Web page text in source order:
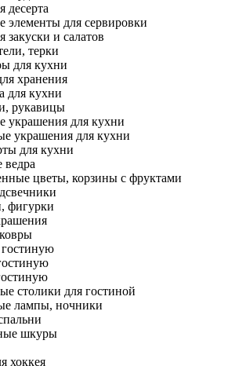
десерта
элементы для сервировки
закуски и салатов
терки
для кухни
хранения
для кухни
рукавицы
украшения для кухни
украшения для кухни
для кухни
цветы, корзины с фруктами
фигурки
столики для гостиной
лампы, ночники
шкуры
хоккея